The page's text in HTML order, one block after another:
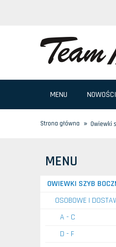
MENU NOWOŚCI
Strona główna » Owiewki
MENU
OWIEWKI SZYB
OSOBOWE I
A - C
D - F